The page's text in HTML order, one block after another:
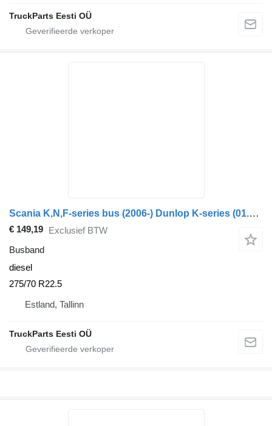
TruckParts Eesti OÜ
Scania K,N,F-series bus (2006-) Dunlop K-series (01.06-)
€ 149,19 Exclusief BTW
Busband
diesel
275/70 R22.5
Estland, Tallinn
TruckParts Eesti OÜ